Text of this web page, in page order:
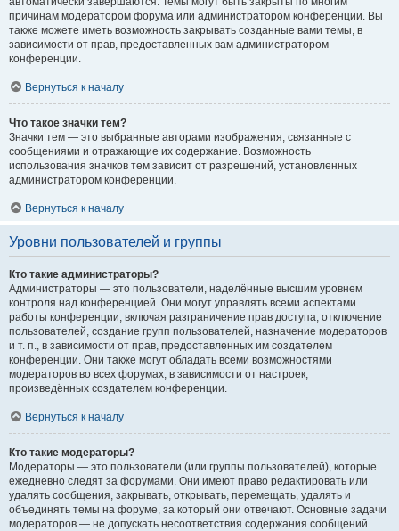
причинам модератором форума или администратором конференции. Вы
также можете иметь возможность закрывать созданные вами темы, в
зависимости от прав, предоставленных вам администратором
конференции.
Вернуться к началу
Что такое значки тем?
Значки тем — это выбранные авторами изображения, связанные с
сообщениями и отражающие их содержание. Возможность
использования значков тем зависит от разрешений, установленных
администратором конференции.
Вернуться к началу
Уровни пользователей и группы
Кто такие администраторы?
Администраторы — это пользователи, наделённые высшим уровнем
контроля над конференцией. Они могут управлять всеми аспектами
работы конференции, включая разграничение прав доступа, отключение
пользователей, создание групп пользователей, назначение модераторов
и т. п., в зависимости от прав, предоставленных им создателем
конференции. Они также могут обладать всеми возможностями
модераторов во всех форумах, в зависимости от настроек,
произведённых создателем конференции.
Вернуться к началу
Кто такие модераторы?
Модераторы — это пользователи (или группы пользователей), которые
ежедневно следят за форумами. Они имеют право редактировать или
удалять сообщения, закрывать, открывать, перемещать, удалять и
объединять темы на форуме, за который они отвечают. Основные задачи
модераторов — не допускать несоответствия содержания сообщений